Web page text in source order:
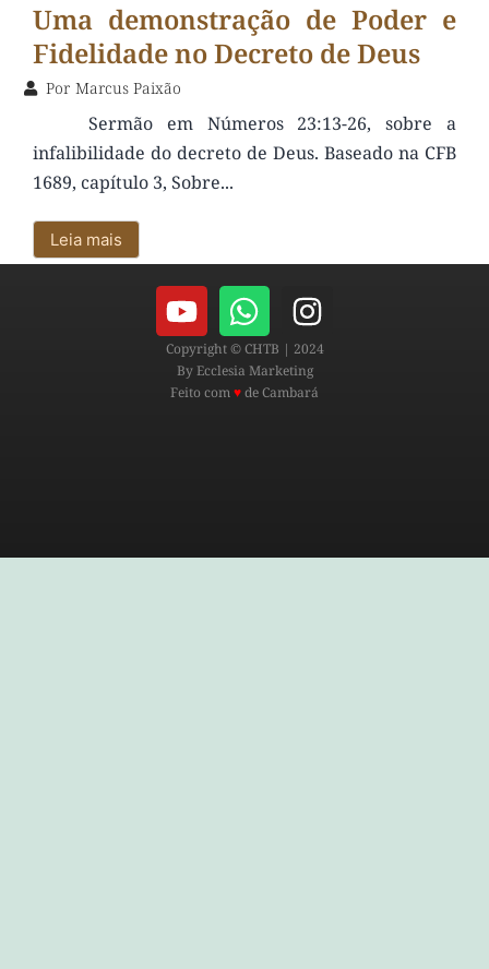
Uma demonstração de Poder e
Fidelidade no Decreto de Deus
Por Marcus Paixão
Sermão em Números 23:13-26, sobre a
infalibilidade do decreto de Deus. Baseado na CFB
1689, capítulo 3, Sobre...
Leia mais
Copyright © CHTB | 2024
By Ecclesia Marketing
Feito com♥de Cambará